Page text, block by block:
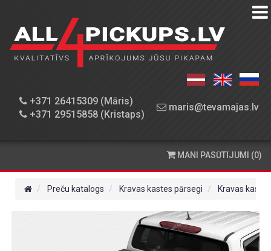
+371 26415309 (Māris)
+371 29515858 (Kristaps)
maris@tevamajas.lv
PREČU
KATALOGS
PIEGĀDE
MANI PASŪTĪJUMI (0)
Preču katalogs Kravas kastes pārsegi Kravas